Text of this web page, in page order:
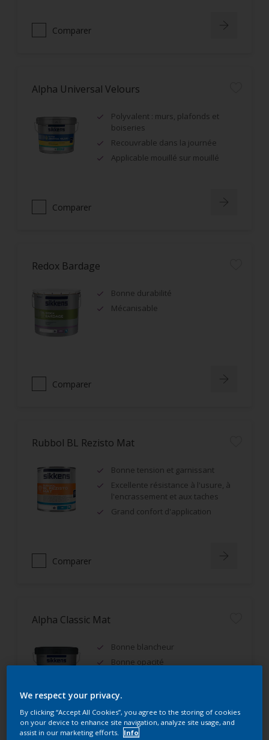
Comparer
Alpha Universal Velours
Polyvalent : murs, plafonds et
boiseries
Recouvrable dans la journée
Applicable mouillé sur mouillé
Comparer
Redox Bardage
Bonne durabilité
Mécanisable
Comparer
Rubbol BL Rezisto Mat
Bonne tension et garnissant
Excellente résistance à l'usure, à
l'encrassement et aux taches
Grand confort d'application
Comparer
Alpha Classic Mat
Bonne blancheur
Bonne opacité
Comparer
We respect your privacy.
By clicking “Accept All Cookies”, you agree to the storing of cookies
on your device to enhance site navigation, analyze site usage, and
assist in our marketing efforts.
Info